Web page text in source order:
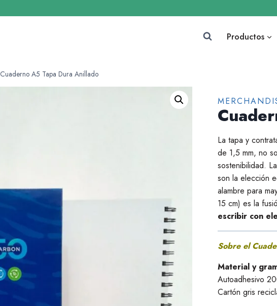
Productos
Cuaderno A5 Tapa Dura Anillado
La tapa y
de 1,5 mm, no
sostenibilidad.
son la elección
alambre para
15 cm) es la
escribir con
Sobre el
Material y
Autoadhesivo
Cartón gris